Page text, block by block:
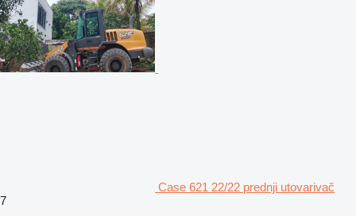
Case 621 22/22 prednji utovarivač
7